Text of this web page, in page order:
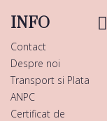
INFO
Contact
Despre noi
Transport si Plata
ANPC
Certificat de